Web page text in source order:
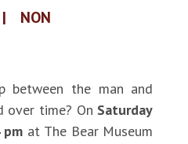
NON
between the man and
over time? On Saturday
at The Bear Museum